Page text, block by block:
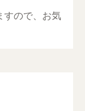
すので、お気